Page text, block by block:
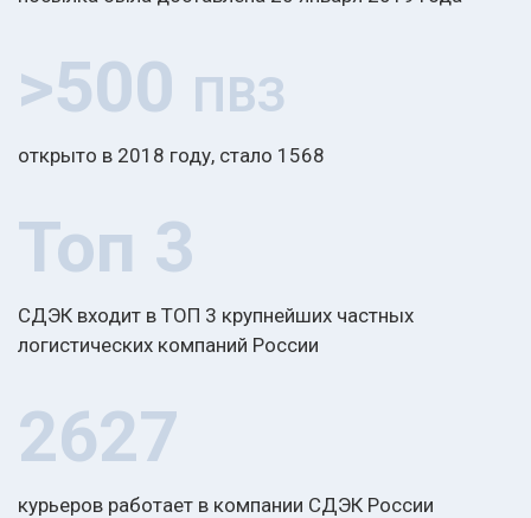
>500 ПВЗ
открыто в 2018 году, стало 1568
Топ 3
СДЭК входит в ТОП 3 крупнейших частных
логистических компаний России
2627
курьеров работает в компании СДЭК России